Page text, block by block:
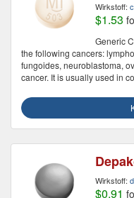
Wirkstoff:
$1.53
Generic
the following cancers:
fungoides, neuroblastoma,
cancer. It is usually used in
Wirkstoff:
$0.91